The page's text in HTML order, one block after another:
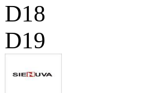
D18
D19